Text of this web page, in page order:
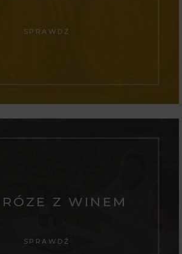
SPRAWDŹ
Z WINEM
SPRAWDŹ